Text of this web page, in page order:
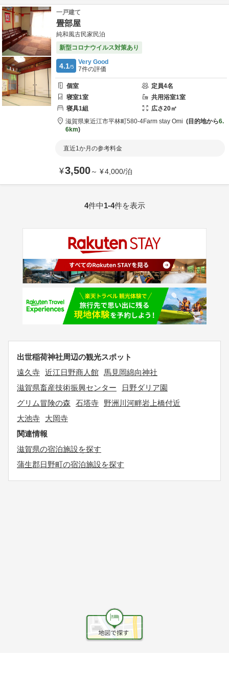
一戸建て
畳部屋
純和風古民家民泊
新型コロナウイルス対策あり
4.1/5
Very Good
7件の評価
個室 定員4名
寝室1室 共用浴室1室
寝具1組 広さ20㎡
滋賀県東近江市平林町580‐4Farm stay Omi 目的地から6.
6km
直近1か月の参考料金
¥3,500～ ¥4,000/泊
4件中1-4件を表示
出世稲荷神社周辺の観光スポット
遠久寺 近江日野商人館
馬見岡綿向神社
滋賀県畜産技術振興センター
日野ダリア園
グリム冒険の森
石塔寺
野洲川河畔岩上橋付近
大池寺
大岡寺
関連情報
滋賀県の宿泊施設を探す
蒲生郡日野町の宿泊施設を探す